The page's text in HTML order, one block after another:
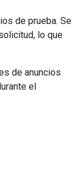
de prueba. Se
lo que
de anuncios
el